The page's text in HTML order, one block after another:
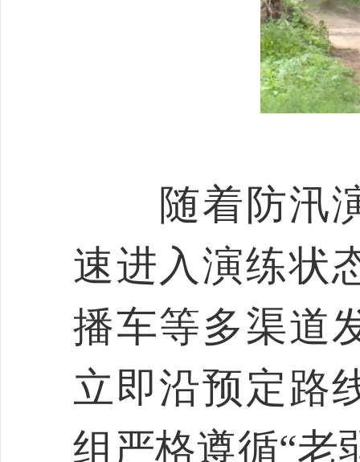
随着防汛演
速进入演练状
播车等多渠道
立即沿预定路
组严格遵循“老